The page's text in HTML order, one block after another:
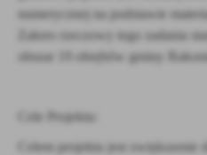
numerycznej na podstawie
Zakres rzeczowy tego zadania
obszar 19 obrębów gminy
Cele Projektu:
Celem projektu jest zwiększenie